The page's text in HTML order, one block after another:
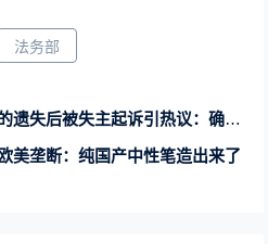
法务部
失后被失主起诉引热议：确实要赔
美垄断：纯国产中性笔造出来了